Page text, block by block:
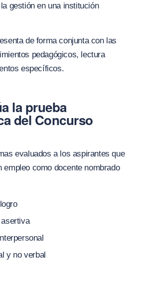
gestión en una institución
de forma conjunta con las
pedagógicos, lectura
específicos.
la prueba
del Concurso
evaluados a los aspirantes que
empleo como docente nombrado
y no verbal